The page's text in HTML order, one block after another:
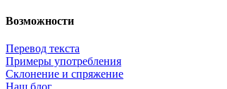
Возможности
Перевод текста
Примеры употребления
Склонение и спряжение
Наш блог